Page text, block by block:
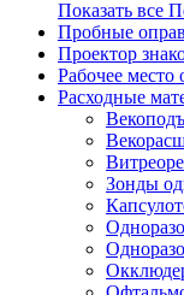
Показать все
Пробные
Проектор
Рабочее место
Расходные
Зонды